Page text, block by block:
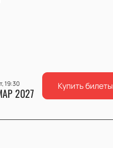
19:30
2027 Купить билеты